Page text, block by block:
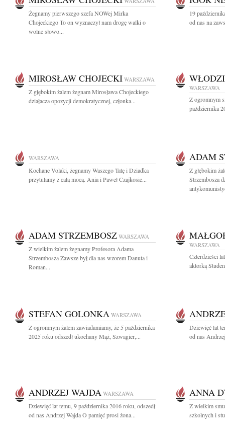
Żegnamy pierwszego szefa NOWej Mirka
Chojeckiego To on wyznaczył nam drogę walki o
wolne słowo...
19
od nas na
MIROSŁAW CHOJECKI WARSZAWA
Z głębokim żalem żegnam Mirosława Chojeckiego
działacza opozycji demokratycznej, członka...
WARSZAWA
Z ogromnym
października
WARSZAWA
Kochane Volaki, żegnamy Waszego Tatę i Dziadka
przytulamy z całą mocą. Ania i Paweł Czajkosie...
ADAM
Z głębokim
Strzembosza
ADAM STRZEMBOSZ WARSZAWA
Z wielkim żalem żegnamy Profesora Adama
Strzembosza Zawsze był dla nas wzorem Danuta i
Roman...
WARSZAWA
Czterdzieści lat
aktorką
STEFAN GOLONKA WARSZAWA
Z ogromnym żalem zawiadamiamy, że 5 października
2025 roku odszedł ukochany Mąż, Szwagier,...
Dziewięć lat
od nas
ANDRZEJ WAJDA WARSZAWA
Dziewięć lat temu, 9 października 2016 roku, odszedł
od nas Andrzej Wajda O pamięć prosi żona...
ANNA
Z wielkim
szkolnych i